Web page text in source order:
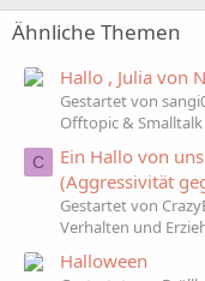
Ähnliche Themen
Hallo , Julia von
Gestartet von
Offtopic & Smalltalk
C
Ein Hallo von
(Aggressivität
Gestartet von
Verhalten und
Halloween